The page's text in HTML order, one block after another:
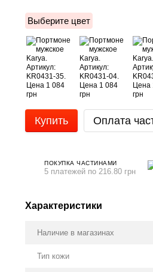
Выберите цвет
Купить Оплата
ПОКУПКА ЧАСТИНАМИ
5 платежей по 216.80 грн
Характеристики
Наличие в магазинах
Тип кожи